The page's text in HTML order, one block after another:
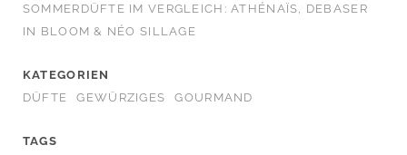
SOMMERDÜFTE IM VERGLEICH: ATHÉNAÏS, DEBASER
IN BLOOM & NÉO SILLAGE
KATEGORIEN
DÜFTE
GEWÜRZIGES GOURMAND
TAGS